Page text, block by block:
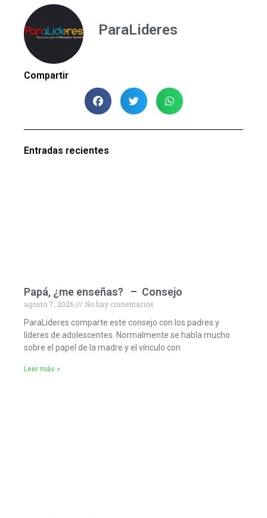
ParaLideres
Compartir
Entradas recientes
Papá, ¿me enseñas? – Consejo
agosto 7, 2026
No hay comentarios
ParaLideres comparte este consejo con los padres y
líderes de adolescentes. Normalmente se habla mucho
sobre el papel de la madre y el vínculo con
Leer más »